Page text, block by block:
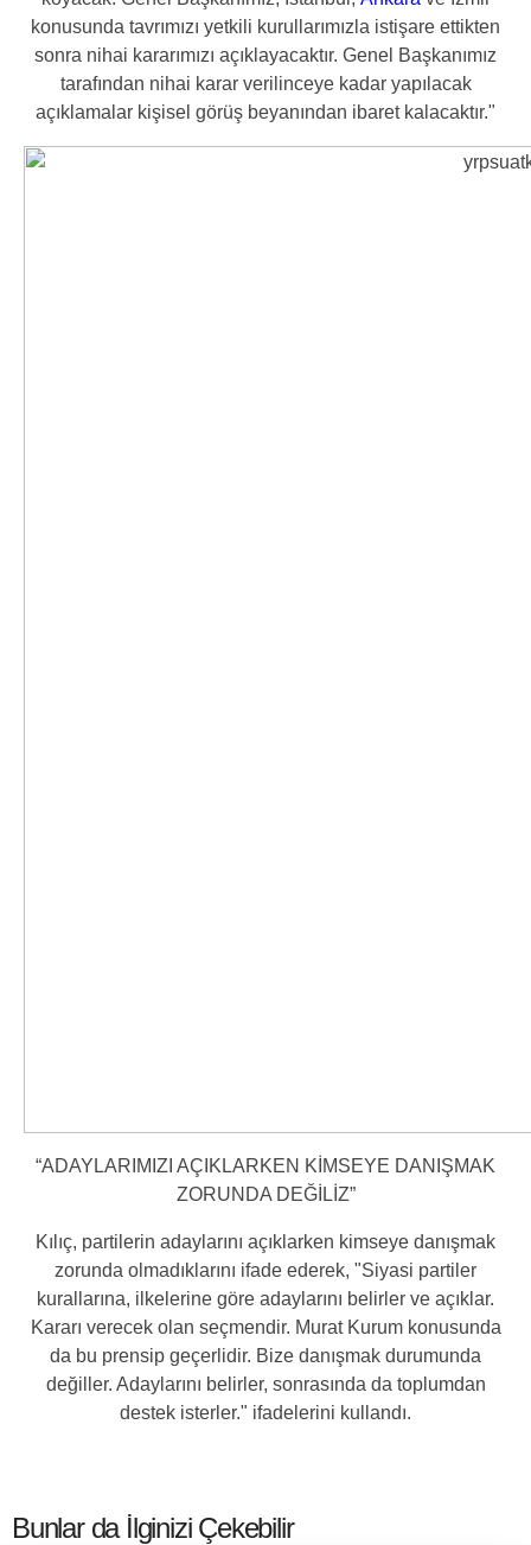
konusunda tavrımızı yetkili kurullarımızla istişare ettikten
sonra nihai kararımızı açıklayacaktır. Genel Başkanımız
tarafından nihai karar verilinceye kadar yapılacak
açıklamalar kişisel görüş beyanından ibaret kalacaktır."
“ADAYLARIMIZI AÇIKLARKEN KİMSEYE DANIŞMAK
ZORUNDA DEĞİLİZ”
Kılıç, partilerin adaylarını açıklarken kimseye danışmak
zorunda olmadıklarını ifade ederek, "Siyasi partiler
kurallarına, ilkelerine göre adaylarını belirler ve açıklar.
Kararı verecek olan seçmendir. Murat Kurum konusunda
da bu prensip geçerlidir. Bize danışmak durumunda
değiller. Adaylarını belirler, sonrasında da toplumdan
destek isterler." ifadelerini kullandı.
Bunlar da İlginizi Çekebilir